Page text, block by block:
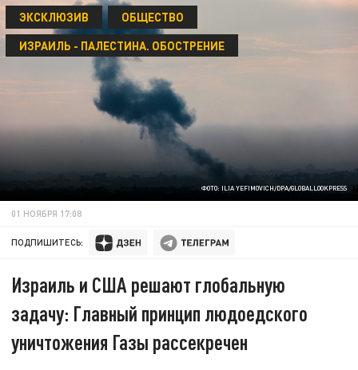
ФОТО: ILIA YEFIMOVICH/DPA/GLOBALLOOKPRESS
ЭКСКЛЮЗИВ
ОБЩЕСТВО
ИЗРАИЛЬ - ПАЛЕСТИНА. ОБОСТРЕНИЕ
01 НОЯБРЯ 17:08
ПОДПИШИТЕСЬ:
Израиль и США решают глобальную
задачу: Главный принцип людоедского
уничтожения Газы рассекречен